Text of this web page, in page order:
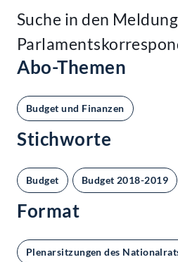
Suche in den
Abo-Themen
Budget und Finanzen
Stichworte
Budget Budget 2018-2019
Format
Plenarsitzungen des